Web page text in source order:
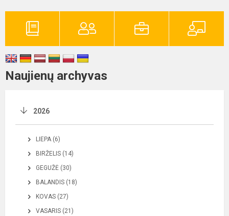
Naujienų archyvas
2026
LIEPA (6)
BIRŽELIS (14)
GEGUŽĖ (30)
BALANDIS (18)
KOVAS (27)
VASARIS (21)